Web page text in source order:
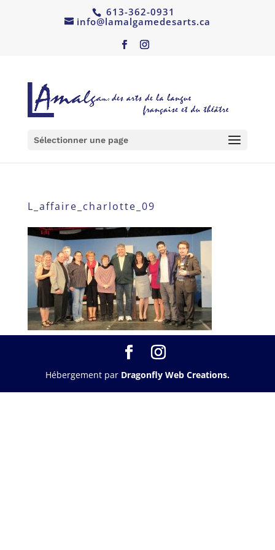
613-362-0931
info@lamalgamedesarts.ca
Sélectionner une page
L_affaire_charlotte_09
Hébergement par Dragonfly Web Creations.